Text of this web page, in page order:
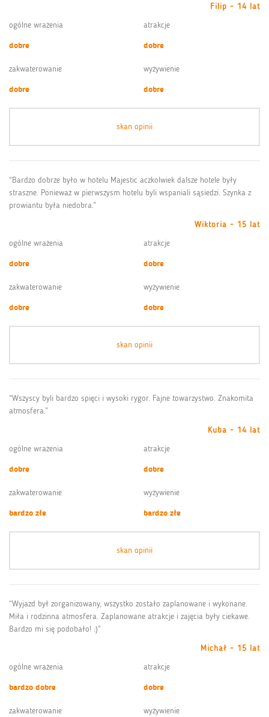
Filip - 14 lat
ogólne wrażenia
dobre
atrakcje
dobre
zakwaterowanie
dobre
wyżywienie
dobre
skan opinii
“Bardzo dobrze było w hotelu Majestic aczkolwiek dalsze hotele były
straszne. Ponieważ w pierwszysm hotelu byli wspaniali sąsiedzi. Szynka z
prowiantu była niedobra.”
Wiktoria - 15 lat
ogólne wrażenia
dobre
atrakcje
dobre
zakwaterowanie
dobre
wyżywienie
dobre
skan opinii
“Wszyscy byli bardzo spięci i wysoki rygor. Fajne towarzystwo. Znakomita
atmosfera.”
Kuba - 14 lat
ogólne wrażenia
dobre
atrakcje
dobre
zakwaterowanie
bardzo złe
wyżywienie
bardzo złe
skan opinii
“Wyjazd był zorganizowany, wszystko zostało zaplanowane i wykonane.
Miła i rodzinna atmosfera. Zaplanowane atrakcje i zajęcia były ciekawe.
Bardzo mi się podobało! :)”
Michał - 15 lat
ogólne wrażenia
bardzo dobre
atrakcje
dobre
zakwaterowanie
wyżywienie